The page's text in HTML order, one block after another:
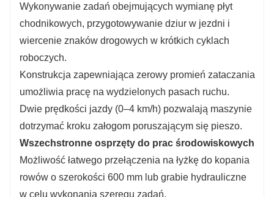
Wykonywanie zadań obejmujących wymianę płyt
chodnikowych, przygotowywanie dziur w jezdni i
wiercenie znaków drogowych w krótkich cyklach
roboczych.
Konstrukcja zapewniająca zerowy promień zataczania
umożliwia pracę na wydzielonych pasach ruchu.
Dwie prędkości jazdy (0–4 km/h) pozwalają maszynie
dotrzymać kroku załogom poruszającym się pieszo.
Wszechstronne osprzęty do prac środowiskowych
Możliwość łatwego przełączenia na łyżkę do kopania
rowów o szerokości 600 mm lub grabie hydrauliczne
w celu wykonania szeregu zadań.